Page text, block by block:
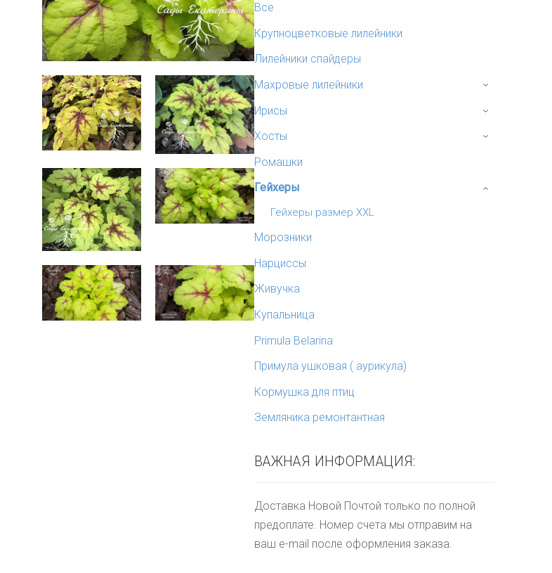
Все
Крупноцветковые лилейники
Лилейники спайдеры
Махровые лилейники
›
Ирисы ›
Хосты ›
Ромашки
Гейхеры
Гейхеры размер XXL
›
Морозники
Нарциссы
Живучка
Купальница
Primula Belarina
Примула ушковая ( аурикула)
Кормушка для птиц
Земляника ремонтантная
ВАЖНАЯ ИНФОРМАЦИЯ:
Доставка Новой Почтой только по полной
предоплате. Номер счета мы отправим на
ваш e-mail после оформления заказа.